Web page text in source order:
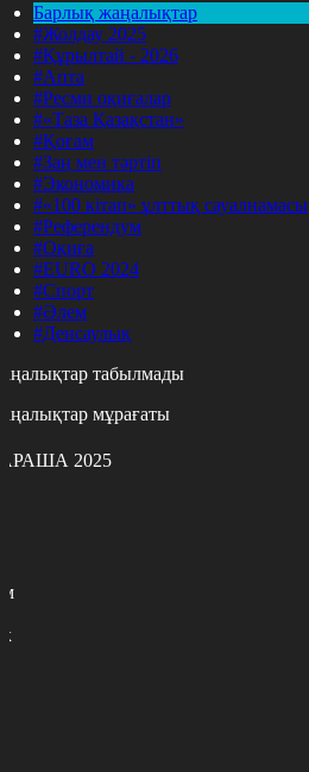
Барлық жаңалықтар
#Жолдау 2025
#Құрылтай - 2026
#Апта
#Ресми оқиғалар
#«Таза Қазақстан»
#Қоғам
#Заң мен тәртіп
#Экономика
#«100 кітап» ұлттық сауалнамасы
#Референдум
#Оқиға
#EURO 2024
#Спорт
#Әлем
#Денсаулық
табылмады
мұрағаты
2025